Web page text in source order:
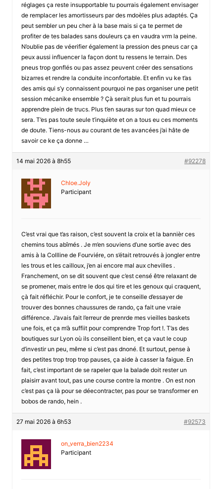
réglages ça reste insupportable tu pourrais également envisager
de remplacer les amortisseurs par des mdoèles plus adaptés. Ça
peut sembler un peu cher à la base mais si ça te permet de
profiter de tes balades sans douleurs ça en vaudra vrm la peine.
N’oublie pas de véerifier également la pression des pneus car ça
peux aussi influencer la façon dont tu ressens le terrain. Des
pneus trop gonflés ou pas assez peuvent créer des sensations
bizarres et rendre la conduite inconfortable. Et enfin vu ke t’as
des amis qui s’y connaissent pourquoi ne pas organiser une petit
session mécanike ensemble ? Çà serait plus fun et tu pourrais
apprendre plein de trucs. Plus t’en sauras sur ton quad mieux ce
sera. T’es pas toute seule t’inquiète et on a tous eu ces moments
de doute. Tiens-nous au courant de tes avancées j’ai hâte de
savoir ce ke ça donne …
14 mai 2026 à 8h55 #92278
Chloe.Joly
Participant
C’est vrai que t’as raison, c’est souvent la croix et la bannièr ces
chemins tous abîmés . Je m’en souviens d’une sortie avec des
amis à la Collline de Fourviére, on s’était retrouvés à jongler entre
les trous et les cailloux, j’en ai encore mal aux chevilles .
Franchement, on se dit souvent que c’est censé être relaxant de
se promener, mais entre le dos qui tire et les genoux qui craquent,
çà fait réfléchir. Pour le confort, je te conseille d’essayer de
trouver des bonnes chaussures de rando, ça fait une vraie
différence. J’avais fait l’erreur de prenrde mes vieilles baskets
une fois, et ça m’à suffiit pour comprendre Trop fort !. T’as des
boutiques sur Lyon où ils conseillent bien, et ça vaut le coup
d’investir un peu, même si c’est pas dnoné. Et surtout, pense à
des petites trop trop trop pauses, ça aide à casser la faigue. En
fait, c’est important de se rapeler que la balade doit rester un
plaisirr avant tout, pas une course contre la montre . On est non
c’est pas ça là pour se déecontracter, pas pour se transformer en
bobos de rando, hein .
27 mai 2026 à 6h53 #92573
on_verra_bien2234
Participant